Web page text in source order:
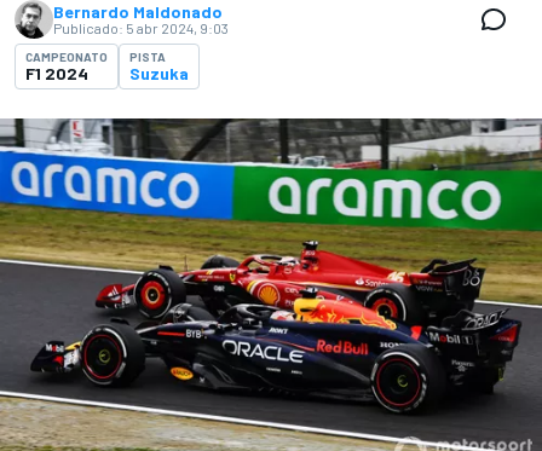
Bernardo Maldonado
Publicado: 5 abr 2024, 9:03
CAMPEONATO
F1 2024
PISTA
Suzuka